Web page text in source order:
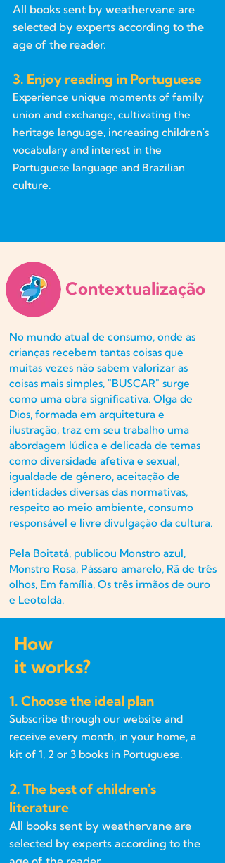
All books sent by weathervane are
selected by experts according to the
age of the reader.
3. Enjoy reading in Portuguese
Experience unique moments of family
union and exchange, cultivating the
heritage language, increasing children's
vocabulary and interest in the
Portuguese language and Brazilian
culture.
Contextualização
No mundo atual de consumo, onde as
crianças recebem tantas coisas que
muitas vezes não sabem valorizar as
coisas mais simples, "BUSCAR" surge
como uma obra significativa. Olga de
Dios, formada em arquitetura e
ilustração, traz em seu trabalho uma
abordagem lúdica e delicada de temas
como diversidade afetiva e sexual,
igualdade de gênero, aceitação de
identidades diversas das normativas,
respeito ao meio ambiente, consumo
responsável e livre divulgação da cultura.
Pela Boitatá, publicou Monstro azul,
Monstro Rosa, Pássaro amarelo, Rã de três
olhos, Em família, Os três irmãos de ouro
e Leotolda.
How
it works?
1. Choose the ideal plan
Subscribe through our website and
receive every month, in your home, a
kit of 1, 2 or 3 books in Portuguese.
2. The best of children's
literature
All books sent by weathervane are
selected by experts according to the